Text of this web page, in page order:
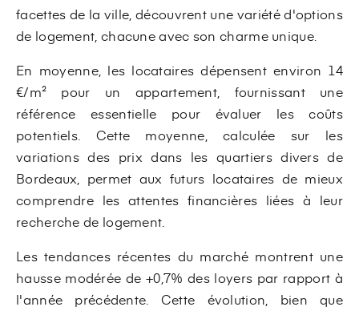
facettes de la ville, découvrent une variété d'options
de logement, chacune avec son charme unique.
En moyenne, les locataires dépensent environ 14
€/m² pour un appartement, fournissant une
référence essentielle pour évaluer les coûts
potentiels. Cette moyenne, calculée sur les
variations des prix dans les quartiers divers de
Bordeaux, permet aux futurs locataires de mieux
comprendre les attentes financières liées à leur
recherche de logement.
Les tendances récentes du marché montrent une
hausse modérée de +0,7% des loyers par rapport à
l'année précédente. Cette évolution, bien que